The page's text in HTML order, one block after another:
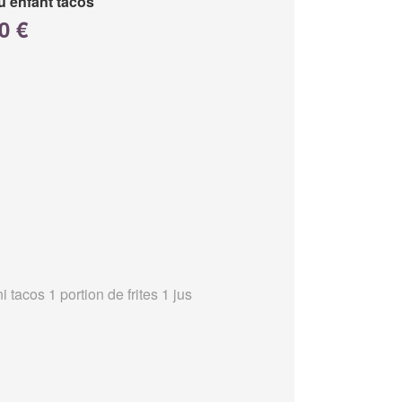
€
tacos 1 portion de frites 1 jus